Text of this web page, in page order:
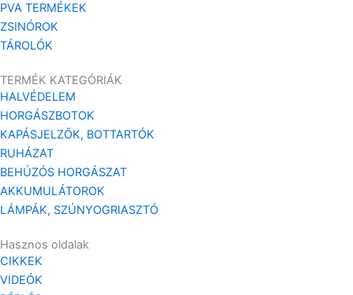
PVA TERMÉKEK
ZSINÓROK
TÁROLÓK
TERMÉK KATEGÓRIÁK
HALVÉDELEM
HORGÁSZBOTOK
KAPÁSJELZŐK, BOTTARTÓK
RUHÁZAT
BEHÚZÓS HORGÁSZAT
AKKUMULÁTOROK
LÁMPÁK, SZÚNYOGRIASZTÓ
Hasznos oldalak
CIKKEK
VIDEÓK